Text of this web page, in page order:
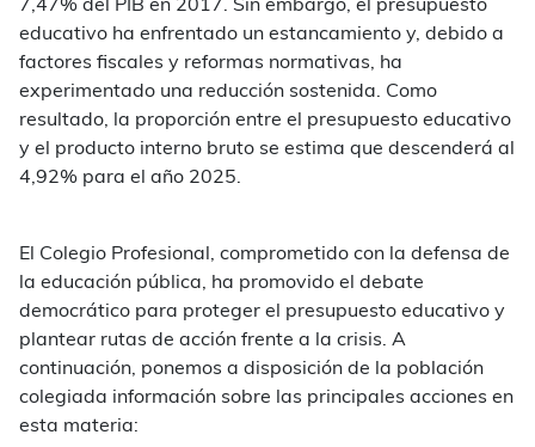
7,47% del PIB en 2017. Sin embargo, el presupuesto
educativo ha enfrentado un estancamiento y, debido a
factores fiscales y reformas normativas, ha
experimentado una reducción sostenida. Como
resultado, la proporción entre el presupuesto educativo
y el producto interno bruto se estima que descenderá al
4,92% para el año 2025.
El Colegio Profesional, comprometido con la defensa de
la educación pública, ha promovido el debate
democrático para proteger el presupuesto educativo y
plantear rutas de acción frente a la crisis. A
continuación, ponemos a disposición de la población
colegiada información sobre las principales acciones en
esta materia: